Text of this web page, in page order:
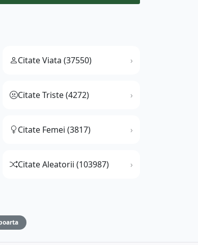
Citate Viata (37550)
Citate Triste (4272)
Citate Femei (3817)
Citate Aleatorii (103987)